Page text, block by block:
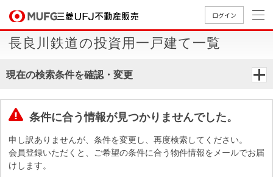
ログイン
買いたいTOP
売りたいTOP
店舗案内TOP
会社情報TOP
採用情報TOP
買いたい
売りたい
店舗案内
会社情報
長良川鉄道の投資用一戸建て一覧
現在の検索条件を確認・変更
条件に合う情報が見つかりませんでした。
申し訳ありませんが、条件を変更し、再度検索してください。
会員登録いただくと、ご希望の条件に合う物件情報をメールでお届
けします。